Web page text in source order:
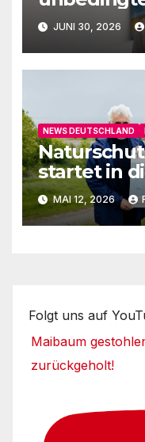
aufJUNI 30, 2026
NEWS DEUTSCHLAND
startet in
MAI 12, 2026
Folgt uns auf
Maibaum
zurückgeholt!